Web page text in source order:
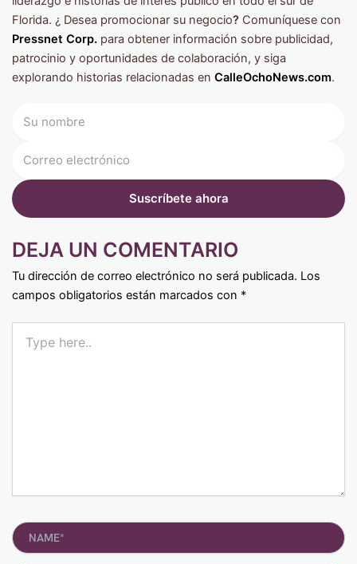
Florida. ¿ Desea promocionar su negocio? Comuníquese con
Pressnet Corp. para obtener información sobre publicidad,
patrocinio y oportunidades de colaboración, y siga
explorando historias relacionadas en CalleOchoNews.com.
DEJA UN COMENTARIO
Tu dirección de correo electrónico no será publicada. Los
campos obligatorios están marcados con *
here..
Name*